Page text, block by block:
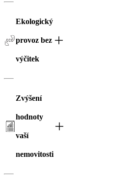
Ekologický
provoz bez
výčitek
Zvýšení
hodnoty
vaší
nemovitosti